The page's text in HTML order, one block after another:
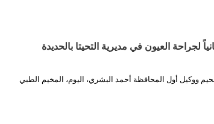
لجراحة العيون في مديرية التحيتا بالحديدة
ووكيل أول المحافظة أحمد البشري، اليوم، المخيم الطبي